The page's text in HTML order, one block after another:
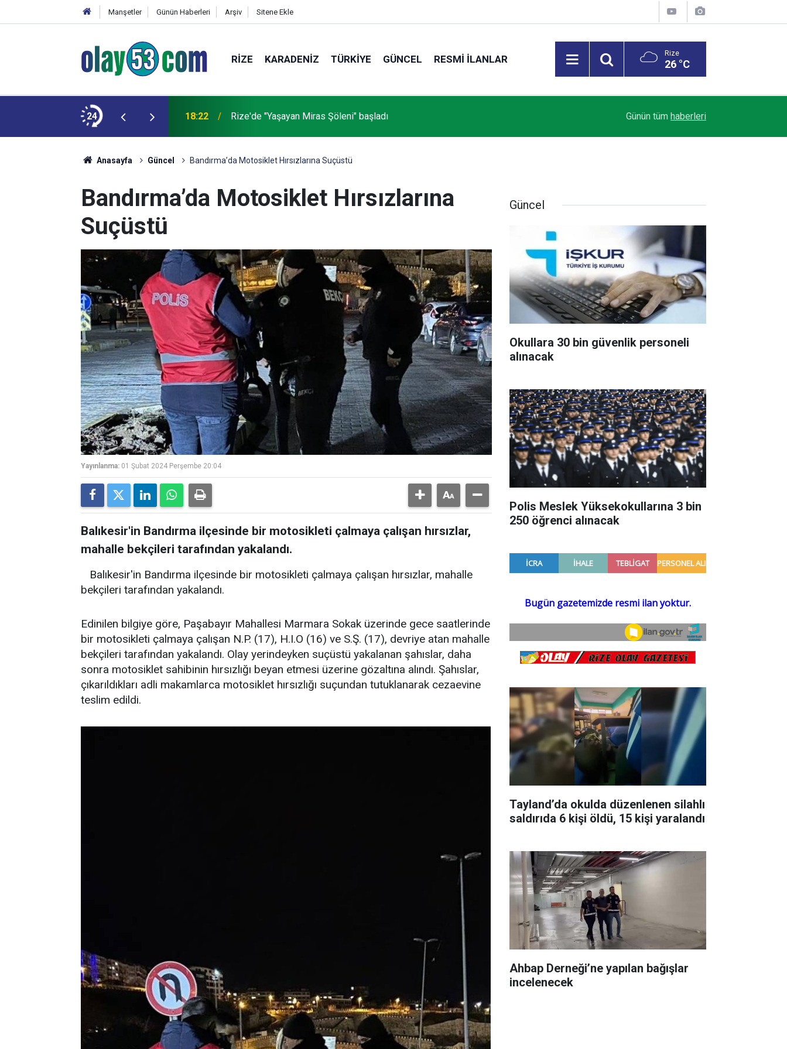
Manşetler Günün Haberleri Arşiv Sitene Ekle
RIZE KARADENIZ TÜRKIYE GÜNCEL RESMI İLANLAR Rize
26 °C
24
durumu ağır 18:22 Rize'de "Yaşayan Miras Şöleni" başladı Günün tüm haberleri
Anasayfa Güncel Bandırma’da Motosiklet Hırsızlarına Suçüstü
Bandırma’da Motosiklet Hırsızlarına
Suçüstü
Yayınlanma: 01 Şubat 2024 Perşembe 20:04
Balıkesir'in Bandırma ilçesinde bir motosikleti çalmaya çalışan hırsızlar,
mahalle bekçileri tarafından yakalandı.
Balıkesir'in Bandırma ilçesinde bir motosikleti çalmaya çalışan hırsızlar, mahalle
bekçileri tarafından yakalandı.
Edinilen bilgiye göre, Paşabayır Mahallesi Marmara Sokak üzerinde gece saatlerinde
bir motosikleti çalmaya çalışan N.P. (17), H.I.O (16) ve S.Ş. (17), devriye atan mahalle
bekçileri tarafından yakalandı. Olay yerindeyken suçüstü yakalanan şahıslar, daha
sonra motosiklet sahibinin hırsızlığı beyan etmesi üzerine gözaltına alındı. Şahıslar,
çıkarıldıkları adli makamlarca motosiklet hırsızlığı suçundan tutuklanarak cezaevine
teslim edildi.
Güncel
Okullara 30 bin güvenlik personeli
alınacak
Polis Meslek Yüksekokullarına 3 bin
250 öğrenci alınacak
Tayland’da okulda düzenlenen silahlı
saldırıda 6 kişi öldü, 15 kişi yaralandı
Ahbap Derneği’ne yapılan bağışlar
incelenecek